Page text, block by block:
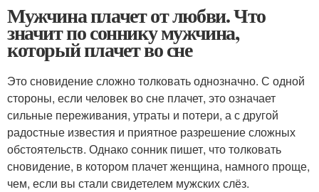
Мужчина плачет от любви. Что
значит по соннику мужчина,
который плачет во сне
Это сновидение сложно толковать однозначно. С одной
стороны, если человек во сне плачет, это означает
сильные переживания, утраты и потери, а с другой
радостные известия и приятное разрешение сложных
обстоятельств. Однако сонник пишет, что толковать
сновидение, в котором плачет женщина, намного проще,
чем, если вы стали свидетелем мужских слёз.